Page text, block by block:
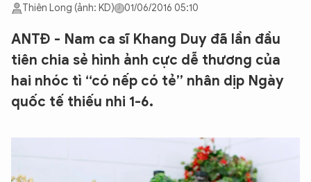
Thiên Long (ảnh: KD) 01/06/2016 05:10
ANTĐ - Nam ca sĩ Khang Duy đã lần đầu
tiên chia sẻ hình ảnh cực dễ thương của
hai nhóc tì “có nếp có tẻ” nhân dịp Ngày
quốc tế thiếu nhi 1-6.